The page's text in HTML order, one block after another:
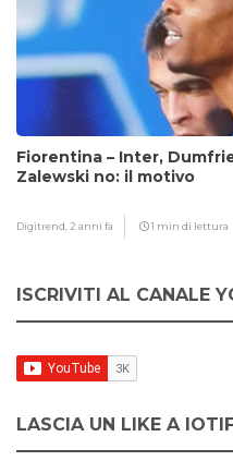
Fiorentina – Inter,
Zalewski no: il motivo
Digitrend, 2 anni fa 1 min di lettura
ISCRIVITI AL CANALE
LASCIA UN LIKE A